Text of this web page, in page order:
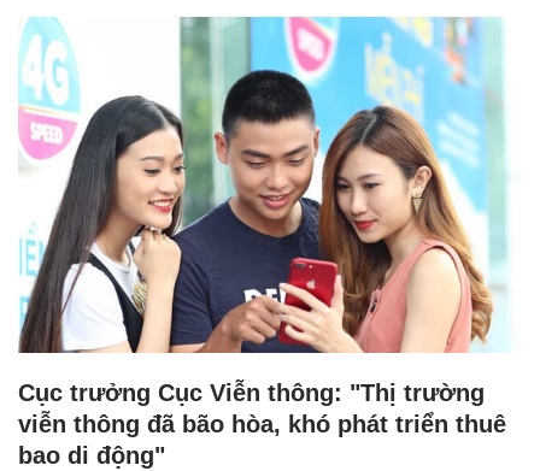
Cục trưởng Cục Viễn thông: "Thị trường
viễn thông đã bão hòa, khó phát triển thuê
bao di động"